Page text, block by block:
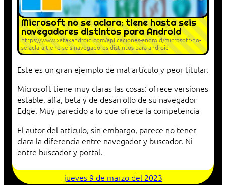
Microsoft no se aclara: tiene hasta seis
navegadores distintos para Android
https://www.xatakandroid.com/aplicaciones-android/microsoft-no-
se-aclara-tiene-seis-navegadores-distintos-para-android
Este es un gran ejemplo de mal artículo y peor titular.
Microsoft tiene muy claras las cosas: ofrece versiones
estable, alfa, beta y de desarrollo de su navegador
Edge. Muy parecido a lo que ofrece la competencia
El autor del artículo, sin embargo, parece no tener
clara la diferencia entre navegador y buscador. Ni
entre buscador y portal.
jueves 9 de marzo del 2023